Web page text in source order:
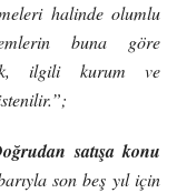
halinde olumlu
buna göre
ilgili kurum ve
satışa konu
son beş yıl için